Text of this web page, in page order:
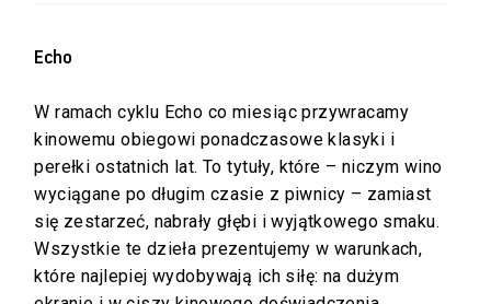
Echo
W ramach cyklu Echo co miesiąc przywracamy
kinowemu obiegowi ponadczasowe klasyki i
perełki ostatnich lat. To tytuły, które – niczym wino
wyciągane po długim czasie z piwnicy – zamiast
się zestarzeć, nabrały głębi i wyjątkowego smaku.
Wszystkie te dzieła prezentujemy w warunkach,
które najlepiej wydobywają ich siłę: na dużym